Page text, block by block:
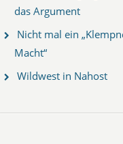
das Argument
Nicht mal ein
Macht“
Wildwest in Nahost